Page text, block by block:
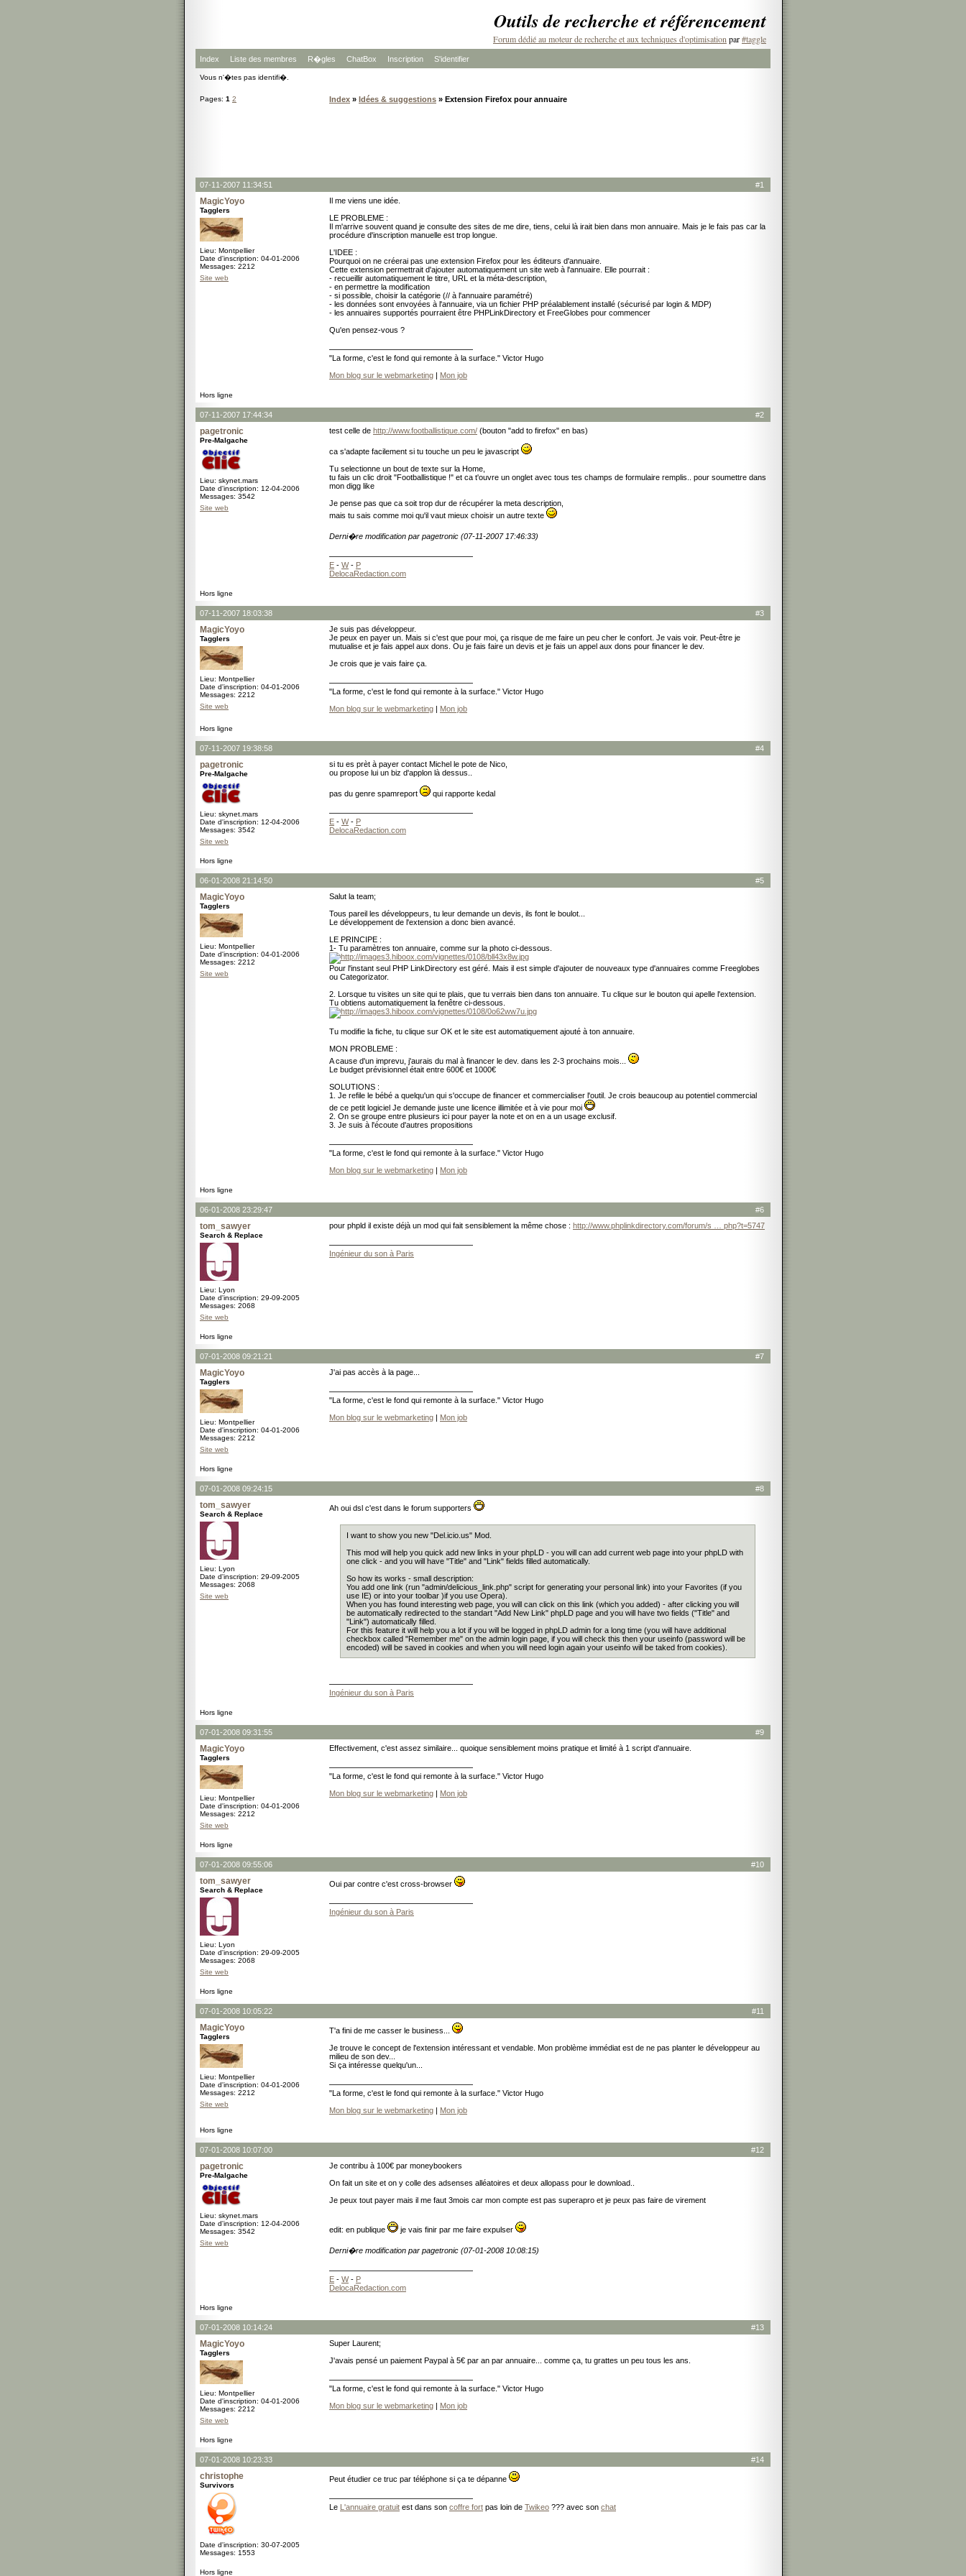
Outils de recherche et référencement
Forum dédié au moteur de recherche et aux techniques d'optimisation par#taggle
Index Liste des membres R�gles ChatBox Inscription S'identifier
Vous n'�tes pas identifi�.
Pages: 1 2 Index » Idées & suggestions » Extension Firefox pour annuaire
#1
07-11-2007 11:34:51
MagicYoyo
Tagglers
Lieu: Montpellier
Date d'inscription: 04-01-2006
Messages: 2212
Site web
Il me viens une idée.
LE PROBLEME :
Il m'arrive souvent quand je consulte des sites de me dire, tiens, celui là irait bien dans mon annuaire. Mais je le fais pas car la
procédure d'inscription manuelle est trop longue.
L'IDEE :
Pourquoi on ne créerai pas une extension Firefox pour les éditeurs d'annuaire.
Cette extension permettrait d'ajouter automatiquement un site web à l'annuaire. Elle pourrait :
- recueillir automatiquement le titre, URL et la méta-description,
- en permettre la modification
- si possible, choisir la catégorie (// à l'annuaire paramétré)
- les données sont envoyées à l'annuaire, via un fichier PHP préalablement installé (sécurisé par login & MDP)
- les annuaires supportés pourraient être PHPLinkDirectory et FreeGlobes pour commencer
Qu'en pensez-vous ?
"La forme, c'est le fond qui remonte à la surface." Victor Hugo
Mon blog sur le webmarketing | Mon job
Hors ligne
#2
07-11-2007 17:44:34
pagetronic
Pre-Malgache
Lieu: skynet.mars
Date d'inscription: 12-04-2006
Messages: 3542
Site web
test celle de http://www.footballistique.com/ (bouton "add to firefox" en bas)
ca s'adapte facilement si tu touche un peu le javascript
Tu selectionne un bout de texte sur la Home,
tu fais un clic droit "Footballistique !" et ca t'ouvre un onglet avec tous tes champs de formulaire remplis.. pour soumettre dans
mon digg like
Je pense pas que ca soit trop dur de récupérer la meta description,
mais tu sais comme moi qu'il vaut mieux choisir un autre texte
Derni�re modification par pagetronic (07-11-2007 17:46:33)
E - W- P
DelocaRedaction.com
Hors ligne
#3
07-11-2007 18:03:38
MagicYoyo
Tagglers
Lieu: Montpellier
Date d'inscription: 04-01-2006
Messages: 2212
Site web
Je suis pas développeur.
Je peux en payer un. Mais si c'est que pour moi, ça risque de me faire un peu cher le confort. Je vais voir. Peut-être je
mutualise et je fais appel aux dons. Ou je fais faire un devis et je fais un appel aux dons pour financer le dev.
Je crois que je vais faire ça.
"La forme, c'est le fond qui remonte à la surface." Victor Hugo
Mon blog sur le webmarketing | Mon job
Hors ligne
#4
07-11-2007 19:38:58
pagetronic
Pre-Malgache
Lieu: skynet.mars
Date d'inscription: 12-04-2006
Messages: 3542
Site web
si tu es prèt à payer contact Michel le pote de Nico,
ou propose lui un biz d'applon là dessus..
pas du genre spamreport qui rapporte kedal
E - W- P
DelocaRedaction.com
Hors ligne
#5
06-01-2008 21:14:50
MagicYoyo
Tagglers
Lieu: Montpellier
Date d'inscription: 04-01-2006
Messages: 2212
Site web
Salut la team;
Tous pareil les développeurs, tu leur demande un devis, ils font le boulot...
Le développement de l'extension a donc bien avancé.
LE PRINCIPE :
1- Tu paramètres ton annuaire, comme sur la photo ci-dessous.
Pour l'instant seul PHP LinkDirectory est géré. Mais il est simple d'ajouter de nouveaux type d'annuaires comme Freeglobes
ou Categorizator.
2. Lorsque tu visites un site qui te plais, que tu verrais bien dans ton annuaire. Tu clique sur le bouton qui apelle l'extension.
Tu obtiens automatiquement la fenêtre ci-dessous.
Tu modifie la fiche, tu clique sur OK et le site est automatiquement ajouté à ton annuaire.
MON PROBLEME :
A cause d'un imprevu, j'aurais du mal à financer le dev. dans les 2-3 prochains mois...
Le budget prévisionnel était entre 600€ et 1000€
SOLUTIONS :
1. Je refile le bébé a quelqu'un qui s'occupe de financer et commercialiser l'outil. Je crois beaucoup au potentiel commercial
de ce petit logiciel Je demande juste une licence illimitée et à vie pour moi
2. On se groupe entre plusieurs ici pour payer la note et on en a un usage exclusif.
3. Je suis à l'écoute d'autres propositions
"La forme, c'est le fond qui remonte à la surface." Victor Hugo
Mon blog sur le webmarketing | Mon job
Hors ligne
#6
06-01-2008 23:29:47
tom_sawyer
Search & Replace
Lieu: Lyon
Date d'inscription: 29-09-2005
Messages: 2068
Site web
pour phpld il existe déjà un mod qui fait sensiblement la même chose : http://www.phplinkdirectory.com/forum/s … php?t=5747
Ingénieur du son à Paris
Hors ligne
#7
07-01-2008 09:21:21
MagicYoyo
Tagglers
Lieu: Montpellier
Date d'inscription: 04-01-2006
Messages: 2212
Site web
J'ai pas accès à la page...
"La forme, c'est le fond qui remonte à la surface." Victor Hugo
Mon blog sur le webmarketing | Mon job
Hors ligne
#8
07-01-2008 09:24:15
tom_sawyer
Search & Replace
Lieu: Lyon
Date d'inscription: 29-09-2005
Messages: 2068
Site web
Ah oui dsl c'est dans le forum supporters
I want to show you new "Del.icio.us" Mod.
This mod will help you quick add new links in your phpLD - you will can add current web page into your phpLD with
one click - and you will have "Title" and "Link" fields filled automatically.
So how its works - small description:
You add one link (run "admin/delicious_link.php" script for generating your personal link) into your Favorites (if you
use IE) or into your toolbar )if you use Opera).
When you has found interesting web page, you will can click on this link (which you added) - after clicking you will
be automatically redirected to the standart "Add New Link" phpLD page and you will have two fields ("Title" and
"Link") automatically filled.
For this feature it will help you a lot if you will be logged in phpLD admin for a long time (you will have additional
checkbox called "Remember me" on the admin login page, if you will check this then your useinfo (password will be
encoded) will be saved in cookies and when you will need login again your useinfo will be taked from cookies).
Ingénieur du son à Paris
Hors ligne
#9
07-01-2008 09:31:55
MagicYoyo
Tagglers
Lieu: Montpellier
Date d'inscription: 04-01-2006
Messages: 2212
Site web
Effectivement, c'est assez similaire... quoique sensiblement moins pratique et limité à 1 script d'annuaire.
"La forme, c'est le fond qui remonte à la surface." Victor Hugo
Mon blog sur le webmarketing | Mon job
Hors ligne
#10
07-01-2008 09:55:06
tom_sawyer
Search & Replace
Lieu: Lyon
Date d'inscription: 29-09-2005
Messages: 2068
Site web
Oui par contre c'est cross-browser
Ingénieur du son à Paris
Hors ligne
#11
07-01-2008 10:05:22
MagicYoyo
Tagglers
Lieu: Montpellier
Date d'inscription: 04-01-2006
Messages: 2212
Site web
T'a fini de me casser le business...
Je trouve le concept de l'extension intéressant et vendable. Mon problème immédiat est de ne pas planter le développeur au
milieu de son dev...
Si ça intéresse quelqu'un...
"La forme, c'est le fond qui remonte à la surface." Victor Hugo
Mon blog sur le webmarketing | Mon job
Hors ligne
#12
07-01-2008 10:07:00
pagetronic
Pre-Malgache
Lieu: skynet.mars
Date d'inscription: 12-04-2006
Messages: 3542
Site web
Je contribu à 100€ par moneybookers
On fait un site et on y colle des adsenses alléatoires et deux allopass pour le download..
Je peux tout payer mais il me faut 3mois car mon compte est pas superapro et je peux pas faire de virement
edit: en publique je vais finir par me faire expulser
Derni�re modification par pagetronic (07-01-2008 10:08:15)
E - W- P
DelocaRedaction.com
Hors ligne
#13
07-01-2008 10:14:24
MagicYoyo
Tagglers
Lieu: Montpellier
Date d'inscription: 04-01-2006
Messages: 2212
Site web
Super Laurent;
J'avais pensé un paiement Paypal à 5€ par an par annuaire... comme ça, tu grattes un peu tous les ans.
"La forme, c'est le fond qui remonte à la surface." Victor Hugo
Mon blog sur le webmarketing | Mon job
Hors ligne
#14
07-01-2008 10:23:33
christophe
Survivors
Date d'inscription: 30-07-2005
Messages: 1553
Peut étudier ce truc par téléphone si ça te dépanne
Le L'annuaire gratuit est dans son coffre fort pas loin de Twikeo ??? avec son chat
Hors ligne